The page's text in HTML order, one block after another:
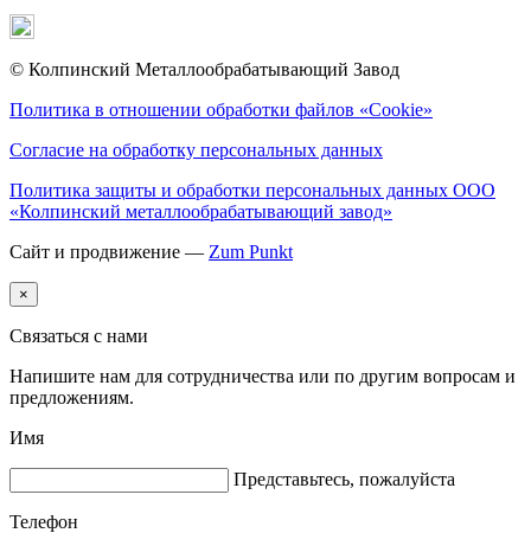
© Колпинский Металлообрабатывающий Завод
Политика в отношении обработки файлов «Cookie»
Согласие на обработку персональных данных
Политика защиты и обработки персональных данных ООО
«Колпинский металлообрабатывающий завод»
Сайт и продвижение — Zum Punkt
×
Связаться с нами
Напишите нам для сотрудничества или по другим вопросам и
предложениям.
Имя
Представьтесь, пожалуйста
Телефон